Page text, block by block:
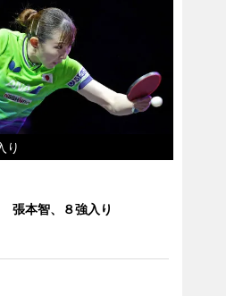
り
張本智、８強入り